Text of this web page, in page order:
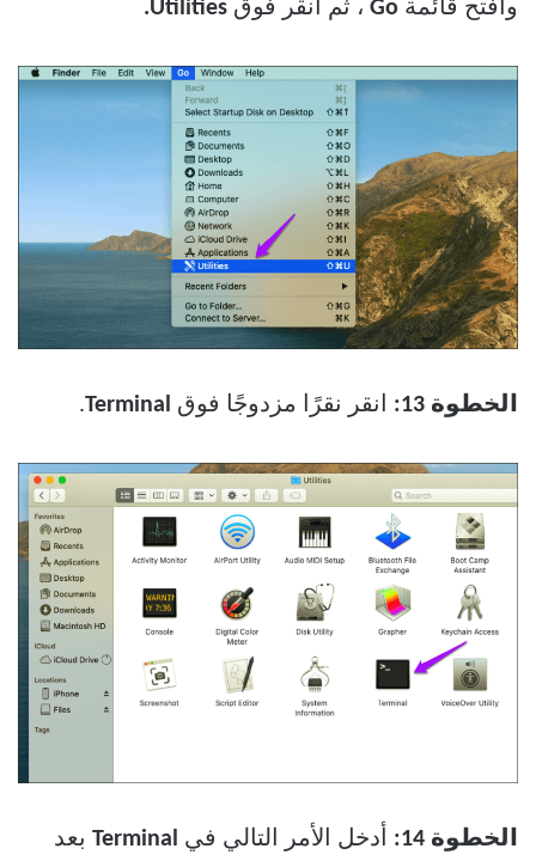
وافتح قائمة Go ، ثم انقر فوق
الخطوة 13: انقر نقرًا مزدوجًا فوق Terminal
.
الخطوة 14: أدخل الأمر التالي في Terminal بعد